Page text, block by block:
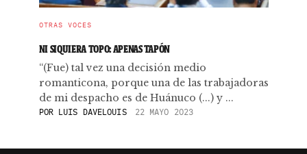
OTRAS VOCES
NI SIQUIERA TOPO: APENAS TAPÓN
“(Fue) tal vez una decisión medio
romanticona, porque una de las trabajadoras
de mi despacho es de Huánuco (...) y ...
PORLUIS DAVELOUIS 22 MAYO 2023